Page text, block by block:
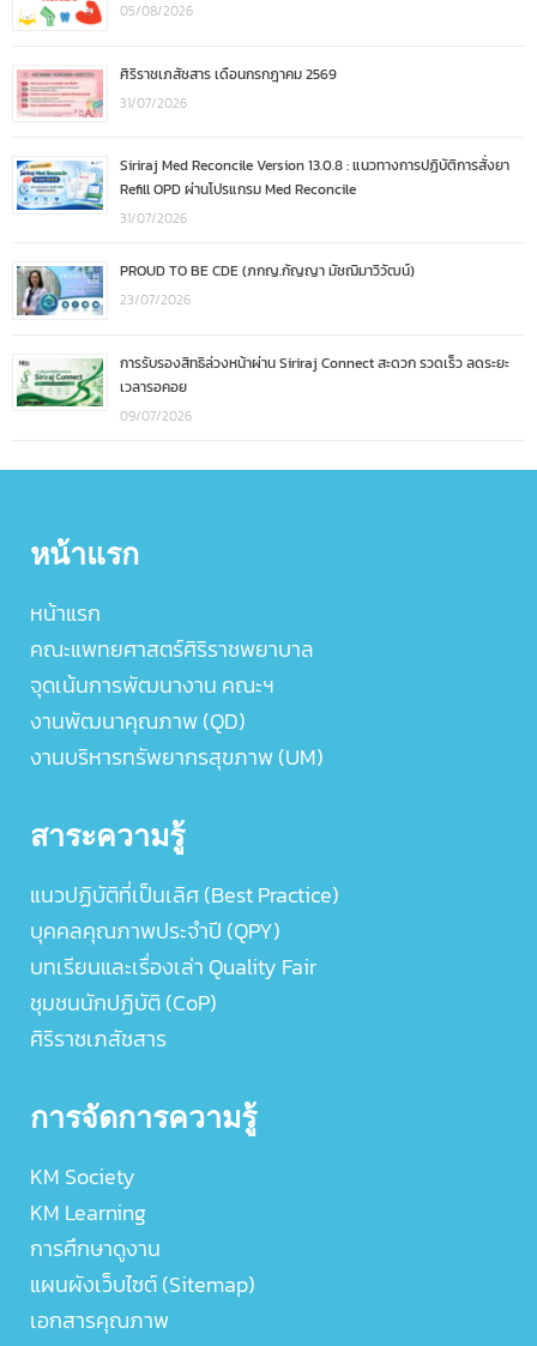
05/08/2026
ศิริราชเภสัชสาร เดือนกรกฎาคม 2569
31/07/2026
Siriraj Med Reconcile Version 13.0.8 : แนวทางการปฏิบัติการสั่งยา
Refill OPD ผ่านโปรแกรม Med Reconcile
31/07/2026
PROUD TO BE CDE (ภกญ.กัญญา มัชฌิมาวิวัฒน์)
23/07/2026
การรับรองสิทธิล่วงหน้าผ่าน Siriraj Connect สะดวก รวดเร็ว ลดระยะ
เวลารอคอย
09/07/2026
หน้าแรก
หน้าแรก
คณะแพทยศาสตร์ศิริราชพยาบาล
จุดเน้นการพัฒนางาน คณะฯ
งานพัฒนาคุณภาพ (QD)
งานบริหารทรัพยากรสุขภาพ (UM)
สาระความรู้
แนวปฏิบัติที่เป็นเลิศ (Best Practice)
บุคคลคุณภาพประจำปี (QPY)
บทเรียนและเรื่องเล่า Quality Fair
ชุมชนนักปฏิบัติ (CoP)
ศิริราชเภสัชสาร
การจัดการความรู้
KM Society
KM Learning
การศึกษาดูงาน
แผนผังเว็บไซต์ (Sitemap)
เอกสารคุณภาพ